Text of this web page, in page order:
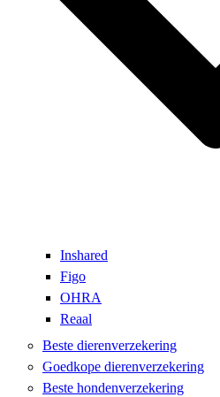
Inshared
Figo
OHRA
Reaal
Beste dierenverzekering
Goedkope dierenverzekering
Beste hondenverzekering